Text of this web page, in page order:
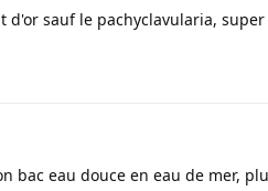
sauf le pachyclavularia,
bac eau douce en eau de mer,